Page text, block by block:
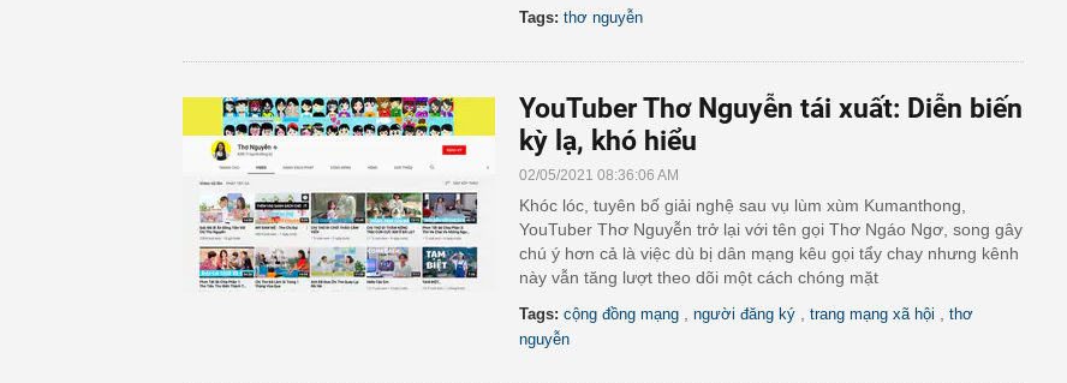
Tags: thơ nguyễn
YouTuber Thơ Nguyễn tái xuất: Diễn biến
kỳ lạ, khó hiểu
02/05/2021 08:36:06 AM
Khóc lóc, tuyên bố giải nghệ sau vụ lùm xùm Kumanthong,
YouTuber Thơ Nguyễn trở lại với tên gọi Thơ Ngáo Ngơ, song gây
chú ý hơn cả là việc dù bị dân mạng kêu gọi tẩy chay nhưng kênh
này vẫn tăng lượt theo dõi một cách chóng mặt
Tags: cộng đồng mạng người đăng ký trang mạng xã hội
thơ
nguyễn